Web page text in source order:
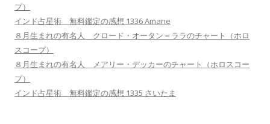
プ）
インド占星術 無料鑑定の感想 1336 Amane
８月生まれの有名人 クロード・オータン＝ララのチャート（ホロ
スコープ）
８月生まれの有名人 メアリー・デッカーのチャート（ホロスコー
プ）
インド占星術 無料鑑定の感想 1335 さいたま